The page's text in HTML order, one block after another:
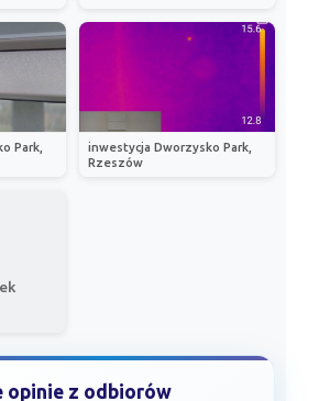
Park,
inwestycja Dworzysko Park,
Rzeszów
opinie z odbiorów